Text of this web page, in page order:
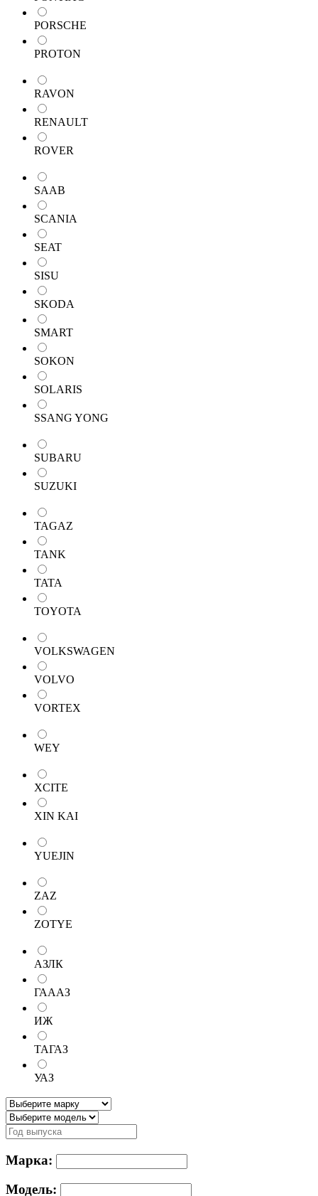
PORSCHE
PROTON
RAVON
RENAULT
ROVER
SAAB
SCANIA
SEAT
SISU
SKODA
SMART
SOKON
SOLARIS
SSANG YONG
SUBARU
SUZUKI
TAGAZ
TANK
TATA
TOYOTA
VOLKSWAGEN
VOLVO
VORTEX
WEY
XCITE
XIN KAI
YUEJIN
ZAZ
ZOTYE
АЗЛК
ГАААЗ
ИЖ
ТАГАЗ
УАЗ
Марка:
Модель: